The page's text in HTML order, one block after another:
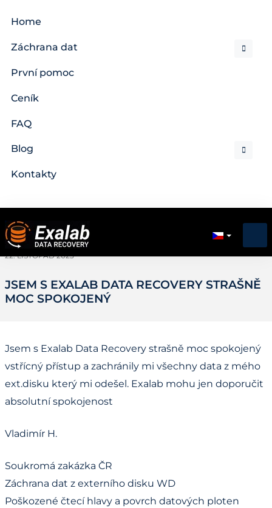
Home
Záchrana dat
První pomoc
Ceník
FAQ
Blog
Kontakty
22. LISTOPAD 2023
JSEM S EXALAB DATA RECOVERY STRAŠNĚ
MOC SPOKOJENÝ
Jsem s Exalab Data Recovery strašně moc spokojený
vstřícný přístup a zachránily mi všechny data z mého
ext.disku který mi odešel. Exalab mohu jen doporučit
absolutní spokojenost
Vladimír H.
Soukromá zakázka ČR
Záchrana dat z externího disku WD
Poškozené čtecí hlavy a povrch datových ploten